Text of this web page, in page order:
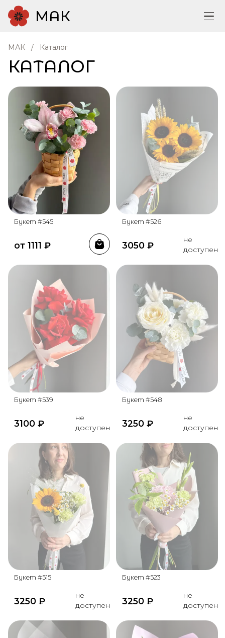
МАК
МАК Каталог
КАТАЛОГ
Букет #545
от 1111 ₽
Букет #526
3050 ₽
не
доступен
Букет #539
3100 ₽
не
доступен
Букет #548
3250 ₽
не
доступен
Букет #515
3250 ₽
не
доступен
Букет #523
3250 ₽
не
доступен